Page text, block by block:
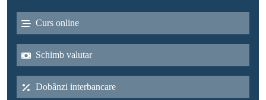
Curs online
Schimb valutar
Dobânzi interbancare